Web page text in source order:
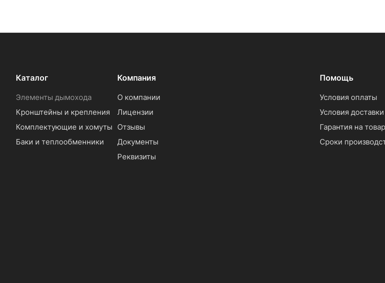
Каталог
Элементы дымохода
Кронштейны и крепления
Комплектующие и хомуты
Баки и теплообменники
Компания
О компании
Лицензии
Отзывы
Документы
Реквизиты
Помощь
Условия оплаты
Условия доставки
Гарантия на товар
Сроки